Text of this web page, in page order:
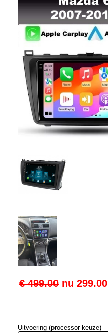
€ 499.00 nu 299.00
Uitvoering (processor keuze)